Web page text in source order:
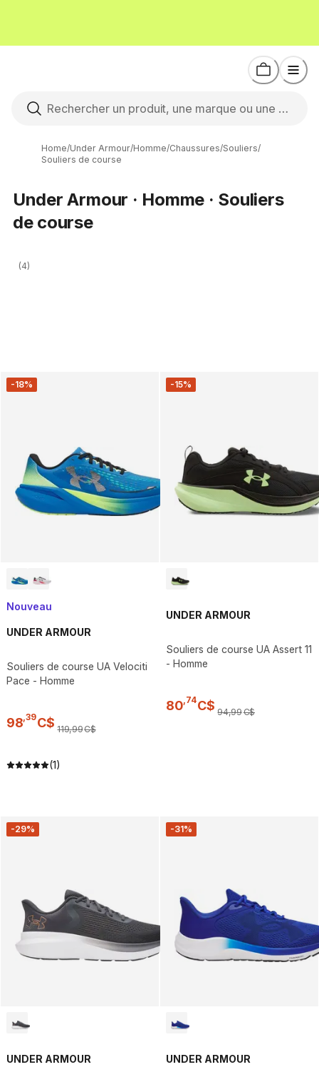
Home/Under Armour/Homme/Chaussures/Souliers/
Souliers de course
Under Armour · Homme · Souliers
de course
(4)
-18%
Nouveau
UNDER ARMOUR
Souliers de course UA Velociti
Pace - Homme
98 39C$ 119,99C$
(1)
-15%
UNDER ARMOUR
Souliers de course UA Assert 11
- Homme
80 74C$ 94,99C$
-29%
UNDER ARMOUR
-31%
UNDER ARMOUR